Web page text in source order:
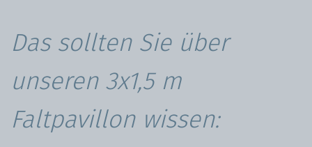
Das sollten Sie über
unseren 3x1,5 m
Faltpavillon wissen: